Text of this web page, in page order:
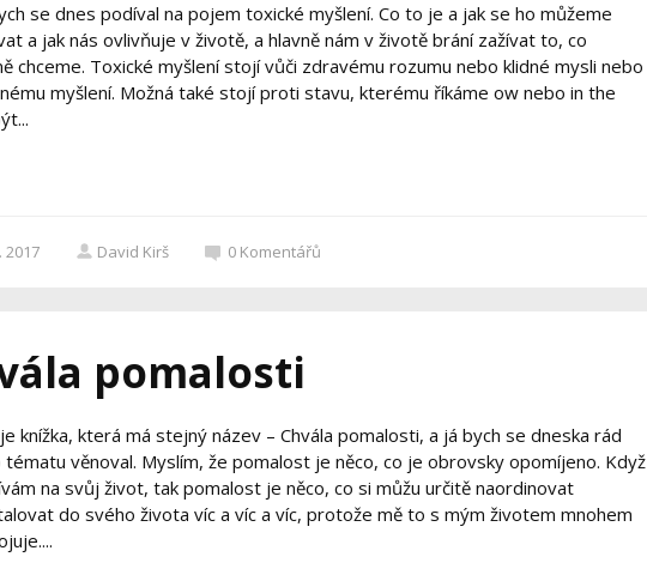
se dnes podíval na pojem toxické myšlení. Co to je a jak se ho můžeme
a jak nás ovlivňuje v životě, a hlavně nám v životě brání zažívat to, co
chceme. Toxické myšlení stojí vůči zdravému rozumu nebo klidné mysli nebo
myšlení. Možná také stojí proti stavu, kterému říkáme flow nebo in the
2017 David Kirš 0 Komentářů
pomalosti
knížka, která má stejný název – Chvála pomalosti, a já bych se dneska rád
věnoval. Myslím, že pomalost je něco, co je obrovsky opomíjeno. Když
na svůj život, tak pomalost je něco, co si můžu určitě naordinovat
do svého života víc a víc a víc, protože mě to s mým životem mnohem